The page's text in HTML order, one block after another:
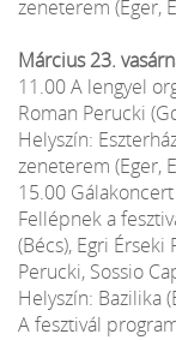
zeneterem (Eger,
Március 23.
11.00 A lengyel
Roman Perucki
Helyszín:
zeneterem (Eger,
15.00
Fellépnek a
(Bécs), Egri
Perucki, Sossio
Helyszín: Bazilika
A fesztivál